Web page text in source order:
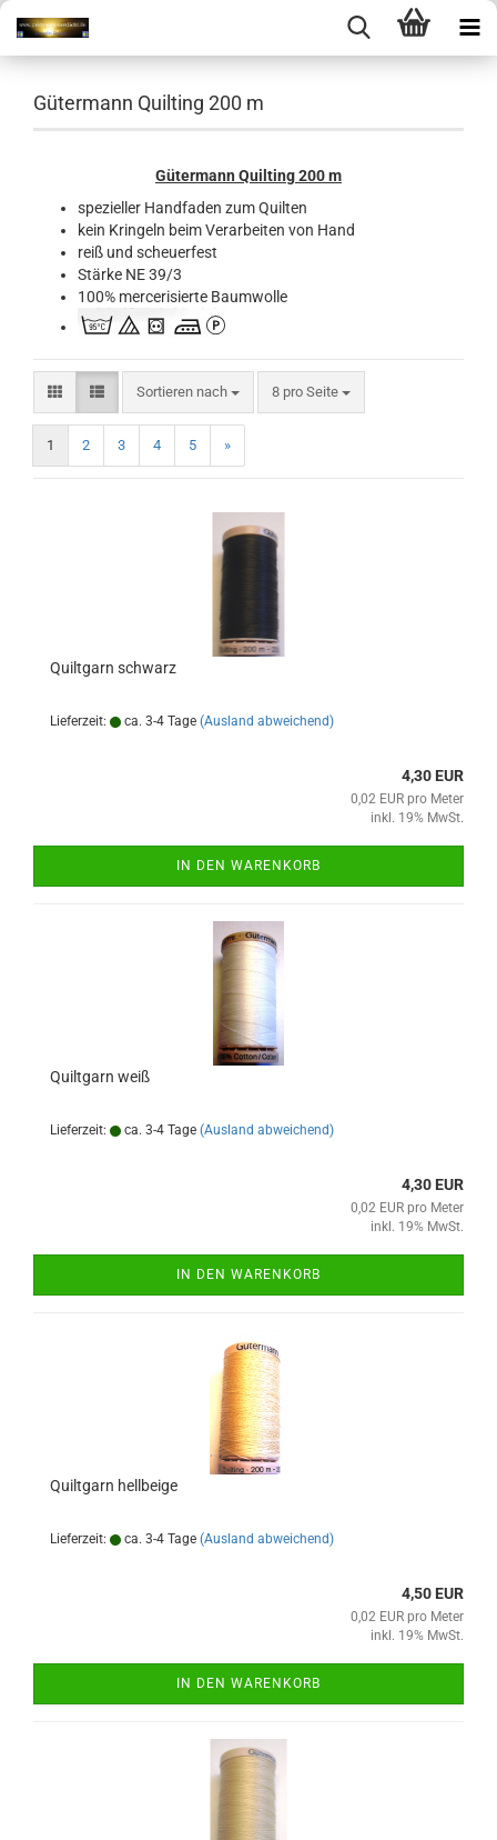
Gütermann Quilting 200 m
Gütermann Quilting 200 m
spezieller Handfaden zum Quilten
kein Kringeln beim Verarbeiten von Hand
reiß und scheuerfest
Stärke NE 39/3
100% mercerisierte Baumwolle
Sortieren nach
Sortieren nach 8 pro Seite
pro Seite
1 2 3 4 5 »
Quiltgarn schwarz
Lieferzeit: ca. 3-4 Tage (Ausland abweichend)
4,30 EUR
0,02 EUR pro Meter
inkl. 19% MwSt.
IN DEN WARENKORB
Quiltgarn weiß
Lieferzeit: ca. 3-4 Tage (Ausland abweichend)
4,30 EUR
0,02 EUR pro Meter
inkl. 19% MwSt.
IN DEN WARENKORB
Quiltgarn hellbeige
Lieferzeit: ca. 3-4 Tage (Ausland abweichend)
4,50 EUR
0,02 EUR pro Meter
inkl. 19% MwSt.
IN DEN WARENKORB